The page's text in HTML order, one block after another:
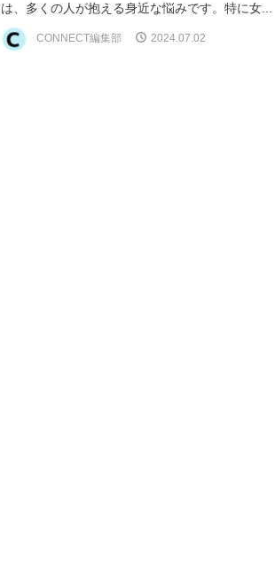
は、多くの人が抱える身近な悩みです。特に女...
CONNECT編集部 2024.07.02